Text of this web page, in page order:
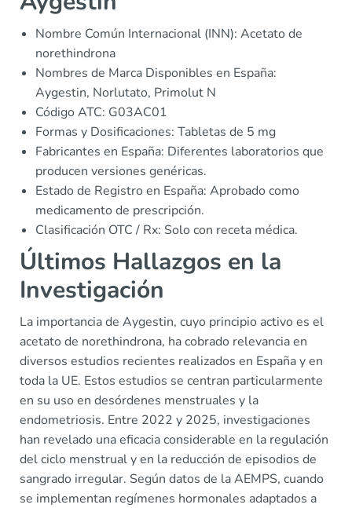
Nombre Común Internacional (INN): Acetato de
norethindrona
Nombres de Marca Disponibles en España:
Aygestin, Norlutato, Primolut N
Código ATC: G03AC01
Formas y Dosificaciones: Tabletas de 5 mg
Fabricantes en España: Diferentes laboratorios que
producen versiones genéricas.
Estado de Registro en España: Aprobado como
medicamento de prescripción.
Clasificación OTC / Rx: Solo con receta médica.
Últimos Hallazgos en la
Investigación
La importancia de Aygestin, cuyo principio activo es el
acetato de norethindrona, ha cobrado relevancia en
diversos estudios recientes realizados en España y en
toda la UE. Estos estudios se centran particularmente
en su uso en desórdenes menstruales y la
endometriosis. Entre 2022 y 2025, investigaciones
han revelado una eficacia considerable en la regulación
del ciclo menstrual y en la reducción de episodios de
sangrado irregular. Según datos de la AEMPS, cuando
se implementan regímenes hormonales adaptados a